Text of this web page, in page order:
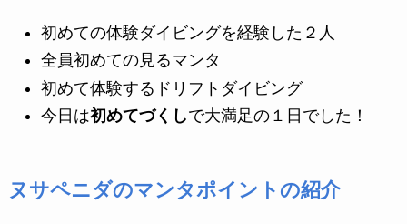
初めての体験ダイビングを経験した２人
全員初めての見るマンタ
初めて体験するドリフトダイビング
今日は初めてづくしで大満足の１日でした！
ヌサペニダのマンタポイントの紹介